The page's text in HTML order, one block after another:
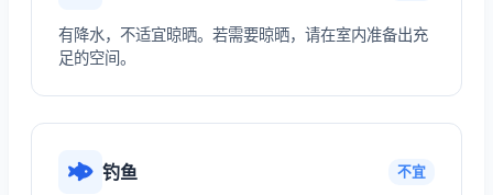
有降水，不适宜晾晒。若需要晾晒，请在室内准备出充
足的空间。
钓鱼 不宜